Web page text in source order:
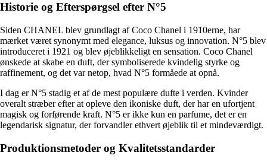
Historie og Efterspørgsel efter N°5
Siden CHANEL blev grundlagt af Coco Chanel i 1910erne, har
mærket været synonymt med elegance, luksus og innovation. N°5 blev
introduceret i 1921 og blev øjeblikkeligt en sensation. Coco Chanel
ønskede at skabe en duft, der symboliserede kvindelig styrke og
raffinement, og det var netop, hvad N°5 formåede at opnå.
I dag er N°5 stadig et af de mest populære dufte i verden. Kvinder
overalt stræber efter at opleve den ikoniske duft, der har en ufortjent
magisk og forførende kraft. N°5 er ikke kun en parfume, det er en
legendarisk signatur, der forvandler ethvert øjeblik til et mindeværdigt.
Produktionsmetoder og Kvalitetsstandarder